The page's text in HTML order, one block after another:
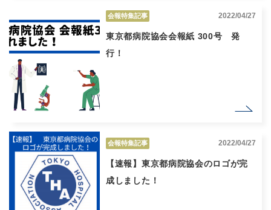
会報特集記事 2022/04/27
東京都病院協会会報紙 300号 発
行！
会報特集記事 2022/04/27
【速報】東京都病院協会のロゴが完
成しました！